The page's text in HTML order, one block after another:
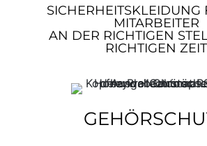
SICHERHEITSKLEIDUNG
MITARBEITER
AN DER RICHTIGEN
RICHTIGEN ZEIT